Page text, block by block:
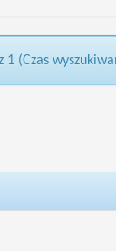
1 (Czas